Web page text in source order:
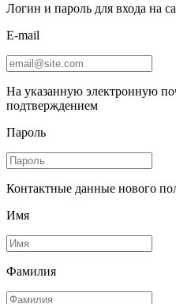
Логин и пароль для входа на
E-mail
На указанную электронную
подтверждением
Пароль
Контактные данные нового
Имя
Фамилия